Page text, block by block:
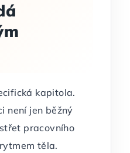
kapitola.
není jen běžný
pracovního
těla.